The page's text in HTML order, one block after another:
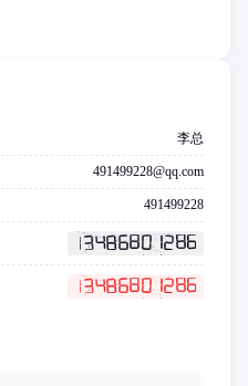
李总
491499228@qq.com
491499228